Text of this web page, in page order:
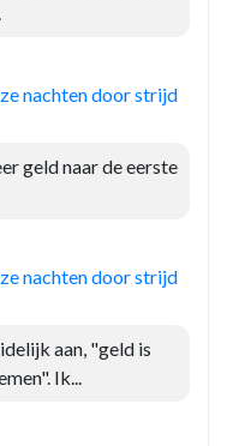
nachten door strijd
geld naar de eerste
nachten door strijd
aan, "geld is
Ik...